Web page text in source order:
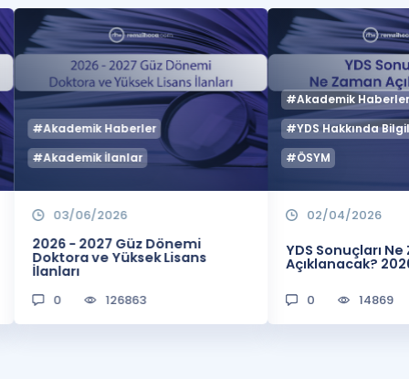
#Akademik Haberler
#Akademik İlanlar
03/06/2026
2026 - 2027 Güz Dönemi
Doktora ve Yüksek Lisans
İlanları
0 126863
#Akademik
#YDS Hakkında
#ÖSYM
02/04/2026
YDS Sonuçları
Açıklanacak?
0 14869